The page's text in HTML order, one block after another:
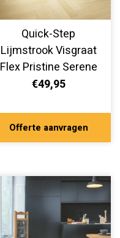
Quick-Step
Lijmstrook Visgraat
Flex Pristine Serene
Eik Medium Naturel
€49,95
Offerte aanvragen